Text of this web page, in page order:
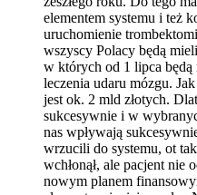
elementem systemu i też
uruchomienie
wszyscy Polacy będą
w których od 1 lipca
leczenia udaru mózgu.
jest ok. 2 mld złotych.
sukcesywnie i w
nas wpływają
wrzucili do systemu, ot
wchłonął, ale pacjent nie
nowym planem